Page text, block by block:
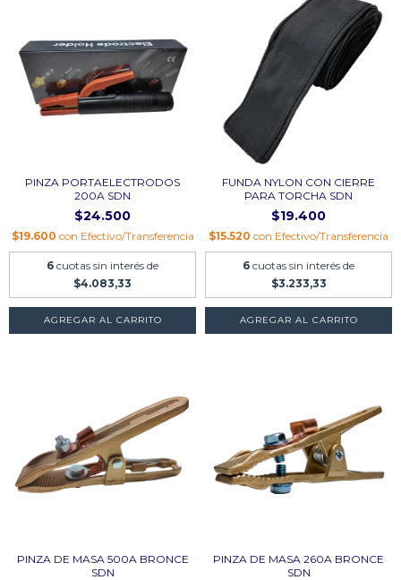
PINZA PORTAELECTRODOS
200A SDN
$24.500
$19.600 con Efectivo/Transferencia
6 cuotas sin interés de
$4.083,33
FUNDA NYLON CON CIERRE
PARA TORCHA SDN
$19.400
$15.520 con Efectivo/Transferencia
6 cuotas sin interés de
$3.233,33
AGREGAR AL CARRITO
PINZA DE MASA 500A BRONCE
SDN
PINZA DE MASA 260A BRONCE
SDN